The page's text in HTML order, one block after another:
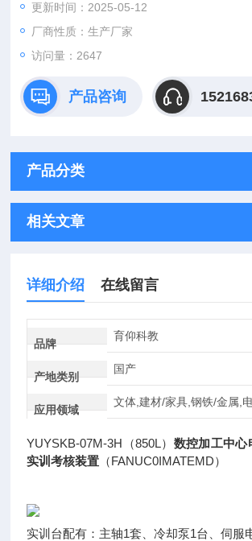
更新时间：2025-05-12
厂商性质：生产厂家
访问量：2647
产品咨询
产品分类
相关文章
详细介绍 在线留言
品牌
育仰科教
产地类别
国产
应用领域
文体,建材/家具,钢铁/金属,
YUYSKB-07M-3H （850L） 数控加工中心
实训考核装置 （FANUC0IMATEMD）
实训台配有：主轴1套、冷却泵1台、伺服